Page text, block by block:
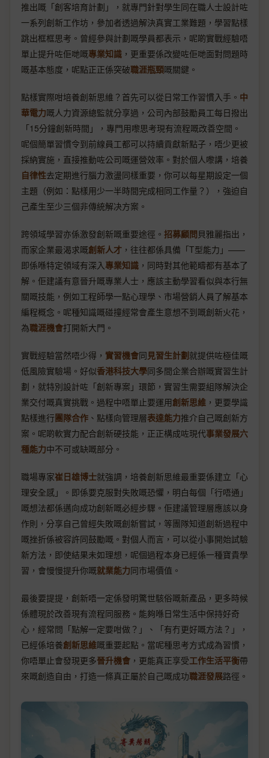
推出嘅「創客培育計劃」，就專門針對學生同在職人士設計咗
一系列創新工作坊，參加者透過解決真實工業難題，學習點樣
跳出框框思考。曾經參與計劃嘅學員都表示，呢啲實戰經驗唔
單止提升咗佢哋嘅專業知識 ，更重要係改變咗佢哋面對問題時
嘅基本態度，呢點正正係突破職涯瓶頸嘅關鍵。
點樣實際咁培養創新思維？首先可以從日常工作習慣入手。 中
華電力嘅人力資源總監就分享過，公司內部鼓勵員工每日撥出
「15分鐘創新時間」，專門用嚟思考現有流程嘅改善空間。
呢個簡單習慣令到前線員工都可以持續貢獻新點子，唔少更被
採納實施，直接推動咗公司嘅運營效率。對於個人嚟講，培養
自律性去定期進行腦力激盪同樣重要，你可以每星期設定一個
主題（例如：點樣用少一半時間完成相同工作量？），強迫自
己產生至少三個非傳統解决方案。
跨領域學習亦係激發創新嘅重要途徑。 招募顧問貝雅麗指出，
而家企業最渴求嘅創新人才 ，往往都係具備「T型能力」——
即係喺特定領域有深入專業知識 ，同時對其他範疇都有基本了
解。佢建議有意晉升嘅專業人士，應該主動學習看似與本行無
關嘅技能，例如工程師學一點心理學、市場營銷人員了解基本
編程概念。呢種知識嘅碰撞經常會產生意想不到嘅創新火花，
為職涯機會打開新大門。
實戰經驗當然唔少得， 實習機會同見習生計劃就提供咗極佳嘅
低風險實驗場。好似香港科技大學同多間企業合辦嘅實習生計
劃，就特別設計咗「創新專案」環節，實習生需要組隊解決企
業交付嘅真實挑戰。過程中唔單止要運用創新思維 ，更要學識
點樣進行團隊合作 、點樣向管理層表達能力推介自己嘅創新方
案。呢啲軟實力配合創新硬技能，正正構成咗現代事業發展六
種能力中不可或缺嘅部分。
職場專家崔日雄博士就強調，培養創新思維最重要係建立「心
理安全感」。即係要克服對失敗嘅恐懼，明白每個「行唔通」
嘅想法都係邁向成功創新嘅必經步驟。佢建議管理層應該以身
作則，分享自己曾經失敗嘅創新嘗試，等團隊知道創新過程中
嘅挫折係被容許同鼓勵嘅。對個人而言，可以從小事開始試驗
新方法，即使結果未如理想，呢個過程本身已經係一種寶貴學
習，會慢慢提升你嘅就業能力同市場價值。
最後要提提，創新唔一定係發明驚世駭俗嘅新產品，更多時候
係體現於改善現有流程同服務。能夠喺日常生活中保持好奇
心，經常問「點解一定要咁做？」、「有冇更好嘅方法？」，
已經係培養創新思維嘅重要起點。當呢種思考方式成為習慣，
你唔單止會發現更多晉升機會 ，更能真正享受工作生活平衡帶
來嘅創造自由，打造一條真正屬於自己嘅成功職涯發展路徑。